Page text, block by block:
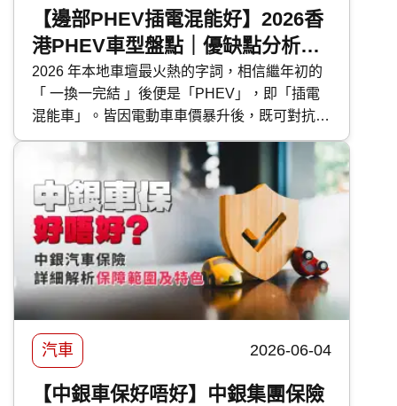
【邊部PHEV插電混能好】2026香
港PHEV車型盤點｜優缺點分析｜
保養及使用注意事項
2026 年本地車壇最火熱的字詞，相信繼年初的
「 一換一完結 」後便是「PHEV」，即「插電
混能車」。皆因電動車車價暴升後，既可對抗油
魔又毋須為續航距離而煩惱的 PHEV 插電混能
車型，便成為各大代理力谷對象。今次 快而保
便為大家盤點本地最新的 PHEV 混能車型外，
還有選購及日常使用時的注意事項。
汽車 2026-06-04
【中銀車保好唔好】中銀集團保險